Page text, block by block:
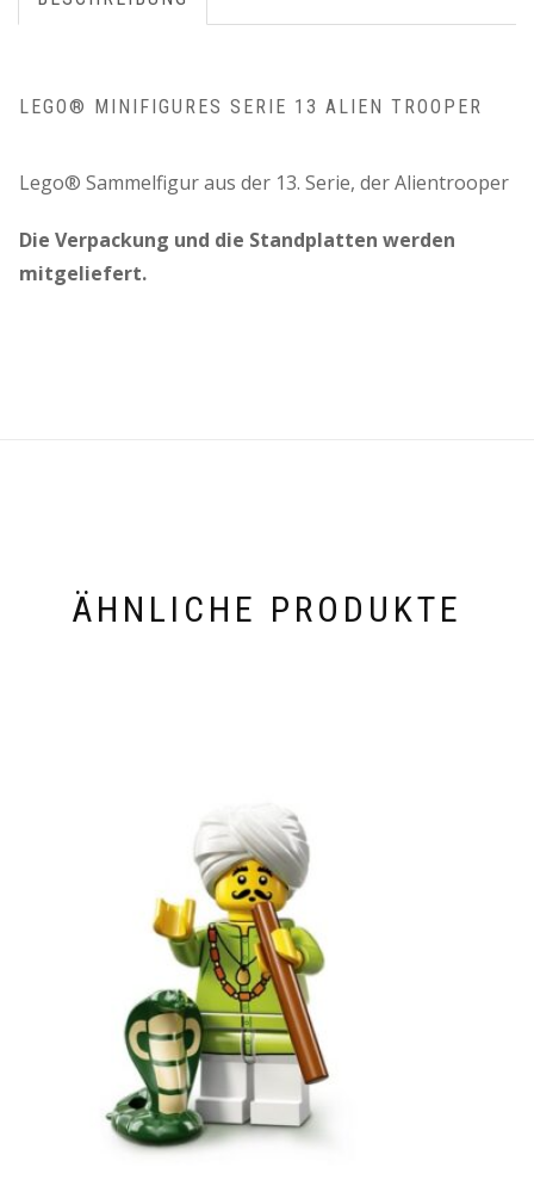
LEGO® MINIFIGURES SERIE 13 ALIEN TROOPER
Lego® Sammelfigur aus der 13. Serie, der Alientrooper
Die Verpackung und die Standplatten werden
mitgeliefert.
ÄHNLICHE PRODUKTE